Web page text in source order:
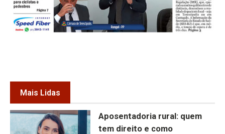
Mais Lidas
Aposentadoria rural: quem
tem direito e como